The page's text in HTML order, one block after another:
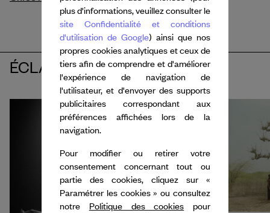
ÉCLAIRAGES
plus d'informations, veuillez consulter le
site Confidentialité et conditions
d'utilisation de Google) ainsi que nos
propres cookies analytiques et ceux de
tiers afin de comprendre et d'améliorer
l'expérience de navigation de
l'utilisateur, et d'envoyer des supports
publicitaires correspondant aux
préférences affichées lors de la
navigation.
Pour modifier ou retirer votre
consentement concernant tout ou
partie des cookies, cliquez sur «
Paramétrer les cookies » ou consultez
notre Politique des cookies pour